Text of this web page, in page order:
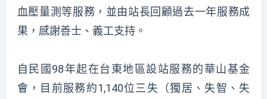
血壓量測等服務，並由站長回顧過去一年服務成
果，感謝善士、義工支持。
自民國98年起在台東地區設站服務的華山基金
會，目前服務約1,140位三失（獨居、失智、失